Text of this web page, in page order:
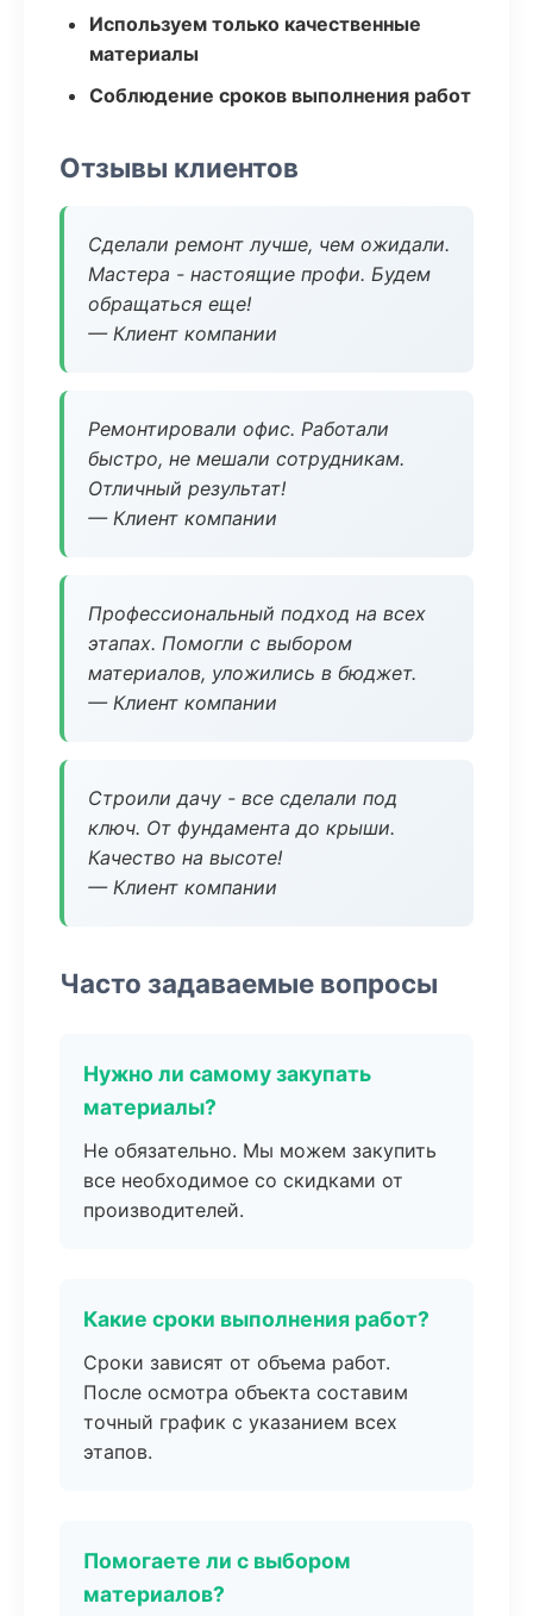
Используем только качественные
материалы
Соблюдение сроков выполнения работ
Отзывы клиентов
Сделали ремонт лучше, чем ожидали.
Мастера - настоящие профи. Будем
обращаться еще!
— Клиент компании
Ремонтировали офис. Работали
быстро, не мешали сотрудникам.
Отличный результат!
— Клиент компании
Профессиональный подход на всех
этапах. Помогли с выбором
материалов, уложились в бюджет.
— Клиент компании
Строили дачу - все сделали под
ключ. От фундамента до крыши.
Качество на высоте!
— Клиент компании
Часто задаваемые вопросы
Нужно ли самому закупать
материалы?
Не обязательно. Мы можем закупить
все необходимое со скидками от
производителей.
Какие сроки выполнения работ?
Сроки зависят от объема работ.
После осмотра объекта составим
точный график с указанием всех
этапов.
Помогаете ли с выбором
материалов?